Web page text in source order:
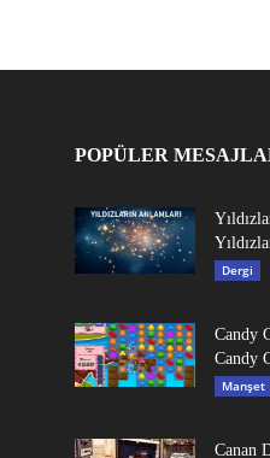
POPÜLER
Dergi
Candy
Candy
Manşet
Canan